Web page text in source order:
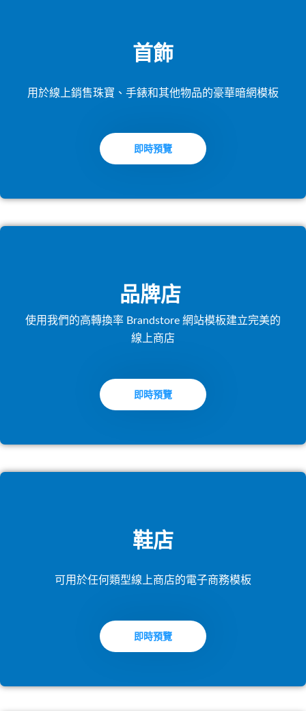
首飾
用於線上銷售珠寶、手錶和其他物品的豪華暗網模板
即時預覽
品牌店
使用我們的高轉換率 Brandstore 網站模板建立完美的
線上商店
即時預覽
鞋店
可用於任何類型線上商店的電子商務模板
即時預覽